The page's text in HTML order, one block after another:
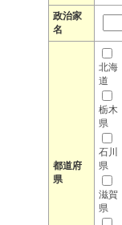
政治家
名
都道府
県
北海
道
栃木
県
石川
県
滋賀
県